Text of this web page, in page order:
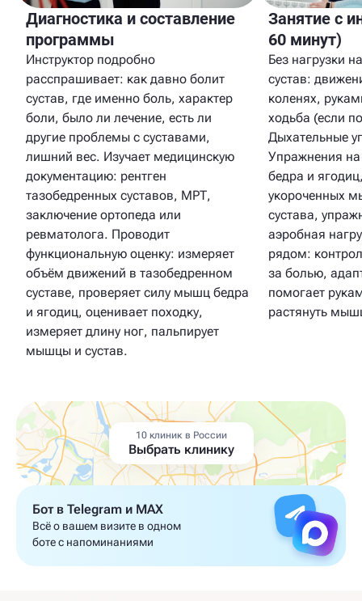
Диагностика и составление
программы
Инструктор подробно
расспрашивает: как давно болит
сустав, где именно боль, характер
боли, было ли лечение, есть ли
другие проблемы с суставами,
лишний вес. Изучает медицинскую
документацию: рентген
тазобедренных суставов, МРТ,
заключение ортопеда или
ревматолога. Проводит
функциональную оценку: измеряет
объём движений в тазобедренном
суставе, проверяет силу мышц бедра
и ягодиц, оценивает походку,
измеряет длину ног, пальпирует
мышцы и сустав.
Занятие с
60 минут)
Без нагрузки
сустав:
коленях,
ходьба (если
Дыхательные
Упражнения
бедра и
укороченных
сустава,
аэробная
рядом:
за болью,
помогает
растянуть
10 клиник в России
Выбрать клинику
Бот в Telegram и MAX
Всё о вашем визите в одном
боте с напоминаниями